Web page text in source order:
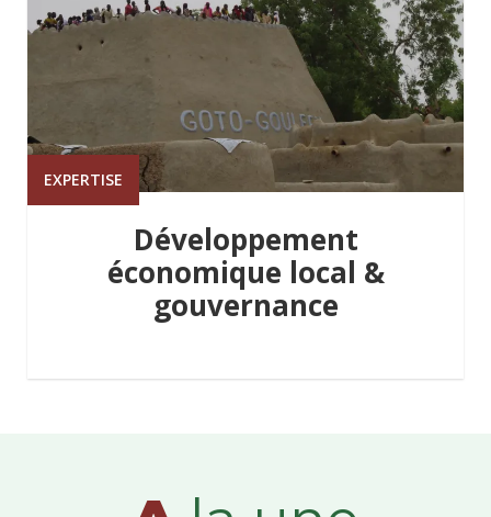
EXPERTISE
Développement
économique local &
gouvernance